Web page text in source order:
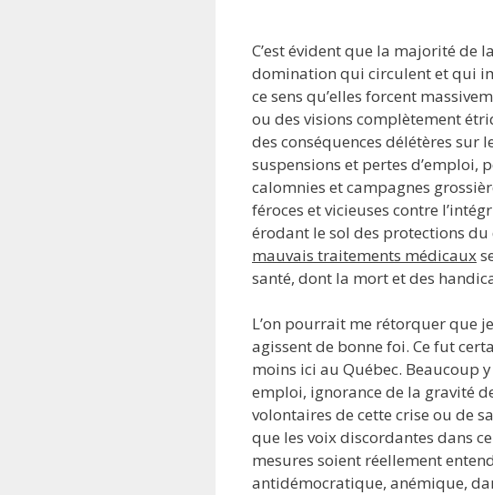
C’est évident que la majorité de
domination qui circulent et qui
ce sens qu’elles forcent
ou des visions complètement
des conséquences délétères sur
suspensions et pertes d’emploi,
calomnies et campagnes
féroces et vicieuses contre
érodant le sol des protections du
mauvais traitements médicaux
santé, dont la mort et des
L’on pourrait me rétorquer que
agissent de bonne foi. Ce fut
moins ici au Québec. Beaucoup
emploi, ignorance de la gravité
volontaires de cette crise ou de
que les voix discordantes dans
mesures soient réellement
antidémocratique, anémique,